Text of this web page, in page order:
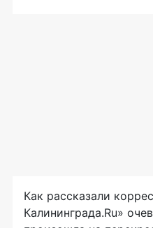
Как рассказали
Калининграда.Ru»